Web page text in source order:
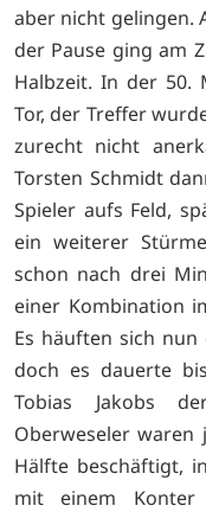
aber nicht gelingen.
der Pause ging am
Halbzeit. In der 50.
Tor, der Treffer
zurecht nicht
Torsten Schmidt
Spieler aufs Feld,
ein weiterer
schon nach drei
einer Kombination
Es häuften sich
doch es dauerte
Tobias Jakobs
Oberweseler
Hälfte beschäftigt,
mit einem Konter